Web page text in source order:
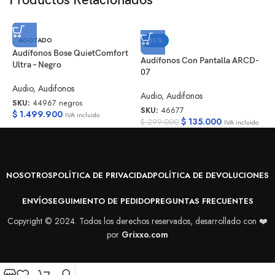
Auriculares OpenFit
Estuche de carga
Cable USB-C
Manual en español
AGOTADO
Audífonos Bose QuietComfort
Ultra – Negro
Audio, Audifonos
SKU: 44967 negros
$ 1.499.900 IVA incluido
-55%
Audífonos Con Pantalla ARCD-
07
Audio, Audifonos
SKU: 46677
$299.000 $135.000 IVA incluido
NOSOTROSPOLÍTICA DE PRIVACIDADPOLÍTICA DE DEVOLUCIONES
ENVÍOSEGUIMIENTO DE PEDIDOPREGUNTAS FRECUENTES
Copyright © 2024. Todos los derechos reservados, desarrollado con ❤️
por Grixxo.com